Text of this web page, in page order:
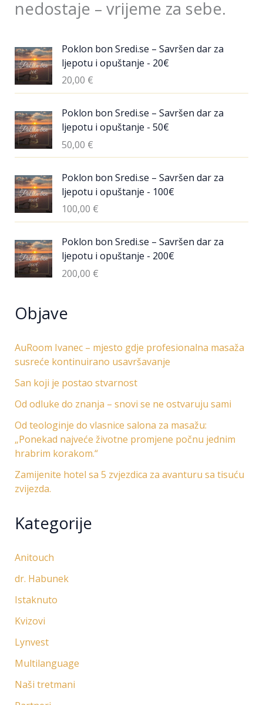
nedostaje – vrijeme za sebe.
Poklon bon Sredi.se – Savršen dar za
ljepotu i opuštanje - 20€
20,00 €
Poklon bon Sredi.se – Savršen dar za
ljepotu i opuštanje - 50€
50,00 €
Poklon bon Sredi.se – Savršen dar za
ljepotu i opuštanje - 100€
100,00 €
Poklon bon Sredi.se – Savršen dar za
ljepotu i opuštanje - 200€
200,00 €
Objave
AuRoom Ivanec – mjesto gdje profesionalna masaža
susreće kontinuirano usavršavanje
San koji je postao stvarnost
Od odluke do znanja – snovi se ne ostvaruju sami
Od teologinje do vlasnice salona za masažu:
„Ponekad najveće životne promjene počnu jednim
hrabrim korakom.“
Zamijenite hotel sa 5 zvjezdica za avanturu sa tisuću
zvijezda.
Kategorije
Anitouch
dr. Habunek
Istaknuto
Kvizovi
Lynvest
Multilanguage
Naši tretmani